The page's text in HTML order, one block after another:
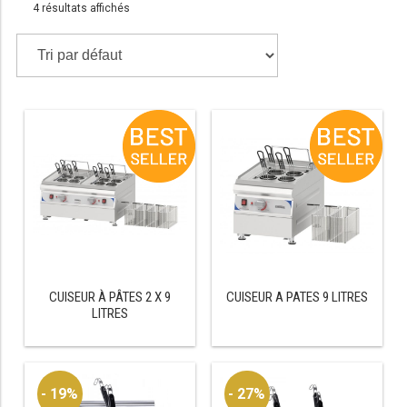
TABLE RÉFRIGÉRÉE
TABLE 600
TABLE 700 – 2 PORTES
TABLE 700 – 3 PORTES
TABLE 800
TABLE CONGÉLATEUR
4 résultats affichés
CUISEUR À PÂTES 2 X 9
LITRES
CUISEUR A PATES 9 LITRES
- 19% - 27%